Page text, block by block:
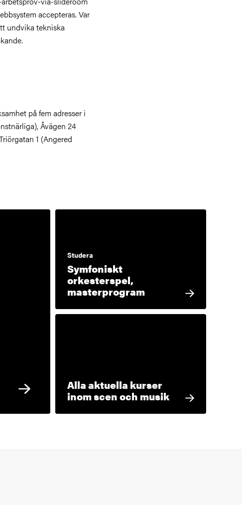
accepteras. Var
undvika tekniska
på fem adresser i
Åvägen 24
1 (Angered
Studera
Symfoniskt
orkesterspel,
masterprogram
Alla aktuella kurser
inom scen och musik